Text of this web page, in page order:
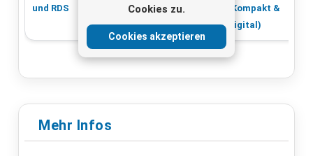
Cookies zu.
Cookies akzeptieren
und RDS
MPX -Eingang
(Kompakt &
Digital)
Mehr Infos